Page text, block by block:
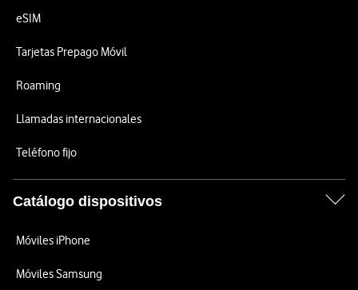
eSIM
Tarjetas Prepago Móvil
Roaming
Llamadas internacionales
Teléfono fijo
Catálogo dispositivos
Móviles iPhone
Móviles Samsung